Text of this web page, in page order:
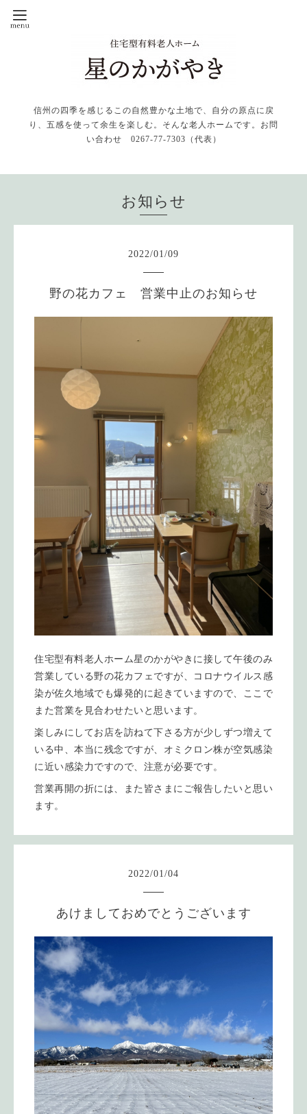
信州の四季を感じるこの自然豊かな土地で、自分の原点に戻
り、五感を使って余生を楽しむ。そんな老人ホームです。お問
い合わせ 0267-77-7303（代表）
お知らせ
2022/01/09
野の花カフェ 営業中止のお知らせ
住宅型有料老人ホーム星のかがやきに接して午後のみ
営業している野の花カフェですが、コロナウイルス感
染が佐久地域でも爆発的に起きていますので、ここで
また営業を見合わせたいと思います。
楽しみにしてお店を訪ねて下さる方が少しずつ増えて
いる中、本当に残念ですが、オミクロン株が空気感染
に近い感染力ですので、注意が必要です。
営業再開の折には、また皆さまにご報告したいと思い
ます。
2022/01 /04
あけましておめでとうございます